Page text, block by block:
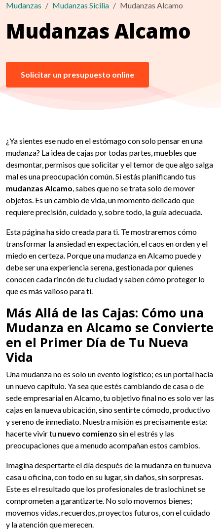
Mudanzas Mudanzas Sicilia Mudanzas Alcamo
Mudanzas Alcamo
Solicitar un presupuesto online
¿Ya sientes ese nudo en el estómago con solo pensar en una
mudanza? La idea de cajas por todas partes, muebles que
desmontar, permisos que solicitar y el temor de que algo salga
mal es una preocupación común. Si estás planificando tus
mudanzas Alcamo, sabes que no se trata solo de mover
objetos. Es un cambio de vida, un momento delicado que
requiere precisión, cuidado y, sobre todo, la guía adecuada.
Esta página ha sido creada para ti. Te mostraremos cómo
transformar la ansiedad en expectación, el caos en orden y el
miedo en certeza. Porque una mudanza en Alcamo puede y
debe ser una experiencia serena, gestionada por quienes
conocen cada rincón de tu ciudad y saben cómo proteger lo
que es más valioso para ti.
Más Allá de las Cajas: Cómo una
Mudanza en Alcamo se Convierte
en el Primer Día de Tu Nueva
Vida
Una mudanza no es solo un evento logístico; es un portal hacia
un nuevo capítulo. Ya sea que estés cambiando de casa o de
sede empresarial en Alcamo, tu objetivo final no es solo ver las
cajas en la nueva ubicación, sino sentirte cómodo, productivo
y sereno de inmediato. Nuestra misión es precisamente esta:
hacerte vivir tu nuevo comienzo sin el estrés y las
preocupaciones que a menudo acompañan estos cambios.
Imagina despertarte el día después de la mudanza en tu nueva
casa u oficina, con todo en su lugar, sin daños, sin sorpresas.
Este es el resultado que los profesionales de traslochi.net se
comprometen a garantizarte. No solo movemos bienes;
movemos vidas, recuerdos, proyectos futuros, con el cuidado
y la atención que merecen.